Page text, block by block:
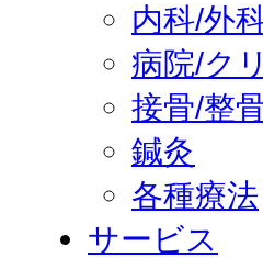
内科/外
病院/ク
接骨/整
鍼灸
各種療法
サービス